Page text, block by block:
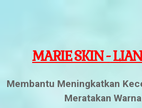
MARIE SKIN -
Membantu Meningkatkan
Meratakan